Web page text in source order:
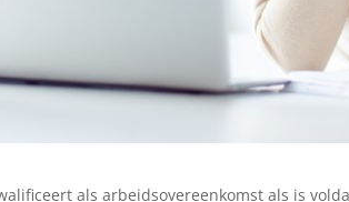
als arbeidsovereenkomst als is